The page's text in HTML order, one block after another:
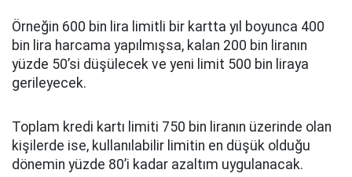
Örneğin 600 bin lira limitli bir kartta yıl boyunca 400
bin lira harcama yapılmışsa, kalan 200 bin liranın
yüzde 50’si düşülecek ve yeni limit 500 bin liraya
gerileyecek.
Toplam kredi kartı limiti 750 bin liranın üzerinde olan
kişilerde ise, kullanılabilir limitin en düşük olduğu
dönemin yüzde 80’i kadar azaltım uygulanacak.